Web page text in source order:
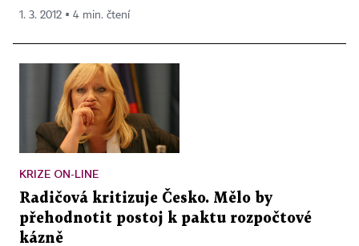
1. 3. 2012 ▪ 4 min. čtení
KRIZE ON-LINE
Radičová kritizuje Česko. Mělo by
přehodnotit postoj k paktu rozpočtové
kázně